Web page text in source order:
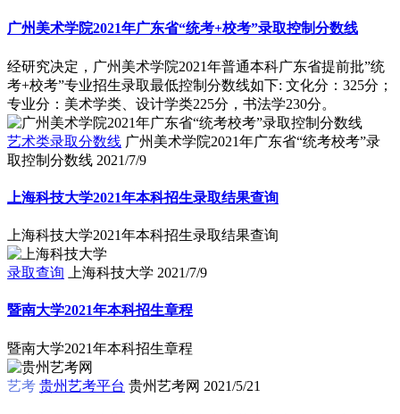
广州美术学院2021年广东省“统考+校考”录取控制分数线
经研究决定，广州美术学院2021年普通本科广东省提前批”统
考+校考”专业招生录取最低控制分数线如下: 文化分：325分；
专业分：美术学类、设计学类225分，书法学230分。
艺术类录取分数线 广州美术学院2021年广东省“统考校考”录
取控制分数线 2021/7/9
上海科技大学2021年本科招生录取结果查询
上海科技大学2021年本科招生录取结果查询
录取查询 上海科技大学 2021/7/9
暨南大学2021年本科招生章程
暨南大学2021年本科招生章程
艺考 贵州艺考平台 贵州艺考网 2021/5/21